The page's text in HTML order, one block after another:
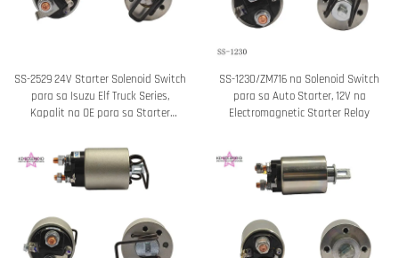
SS-2529 24V Starter Solenoid Switch
para sa Isuzu Elf Truck Series,
Kapalit na OE para sa Starter
SS-1230/ZM716 na Solenoid Switch
para sa Auto Starter, 12V na
Electromagnetic Starter Relay